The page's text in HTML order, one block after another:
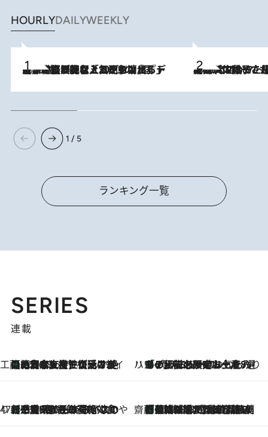
HOURLYDAILYWEEKLY
2026.8.5
【なぜ吉沢亮は「気配を消せる」のか？】興行収入208億の『国宝』を経て挑むミュージカル『ディア・エヴァン・ハンセン』。トップ俳優が舞台上でさらけ出した“孤独”とは 2026.8.5
【阿川佐和子さんの年とる力】なぜ70代で始めた趣味は“こんなに楽しい”のか？ ピアノ、俳句…スランプに陥っても続けられる“ある秘訣”とは
1 / 5
ランキング一覧
SERIES
連載
工藤まやのおもてなしハワイ
2026.8.6
【ハワイ土産】ローカルの絶大な支持で復活！ 絶品の幻クッキー《元ファンの日本人女性が受け継いだ名店》 ハワイ賢者 リサのお気に入りリスト2026.8.6
あの伝説の限定トートも！ リニューアルした「ディーン＆デルーカ ハワイ」で必須のお土産8選
47都道府県の手みやげ ひんやりスイーツで夏を満喫
2026.8.6
【三重県】この夏絶対食べたい 冷やしておいしいおやつ3選 お餅×アイスの新感覚スイーツ 齋藤 薫 美容脳ルネサンス
2026.8.6
「荷物が増えるほど旅ストレスは増す」美容ジャーナリストがたどり着いた最終結論。“化粧品を劇的に減らす”感動の凝縮美容とは